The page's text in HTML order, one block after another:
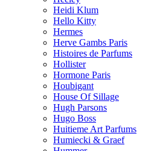
Heidi Klum
Hello Kitty
Hermes
Herve Gambs Paris
Histoires de Parfums
Hollister
Hormone Paris
Houbigant
House Of Sillage
Hugh Parsons
Hugo Boss
Huitieme Art Parfums
Humiecki & Graef